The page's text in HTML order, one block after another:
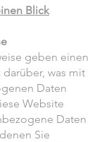
Blick
geben einen
was mit
Daten
Website
Daten
Sie